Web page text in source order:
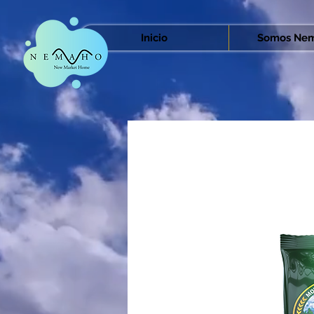
Inicio Somos